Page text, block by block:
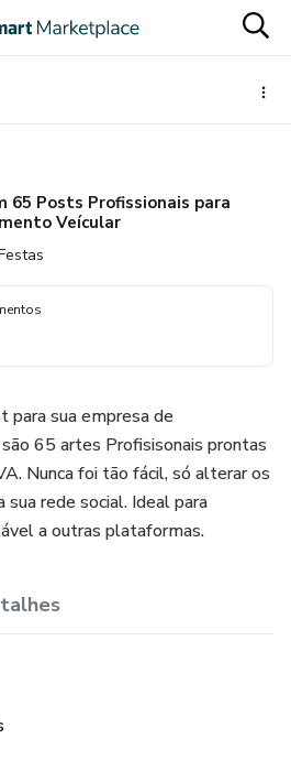
65 Posts Profissionais para
Veícular
para sua empresa de
65 artes Profisisonais prontas
Nunca foi tão fácil, só alterar os
rede social. Ideal para
a outras plataformas.